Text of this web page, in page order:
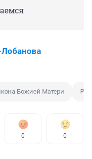
Божией Матери
0 0